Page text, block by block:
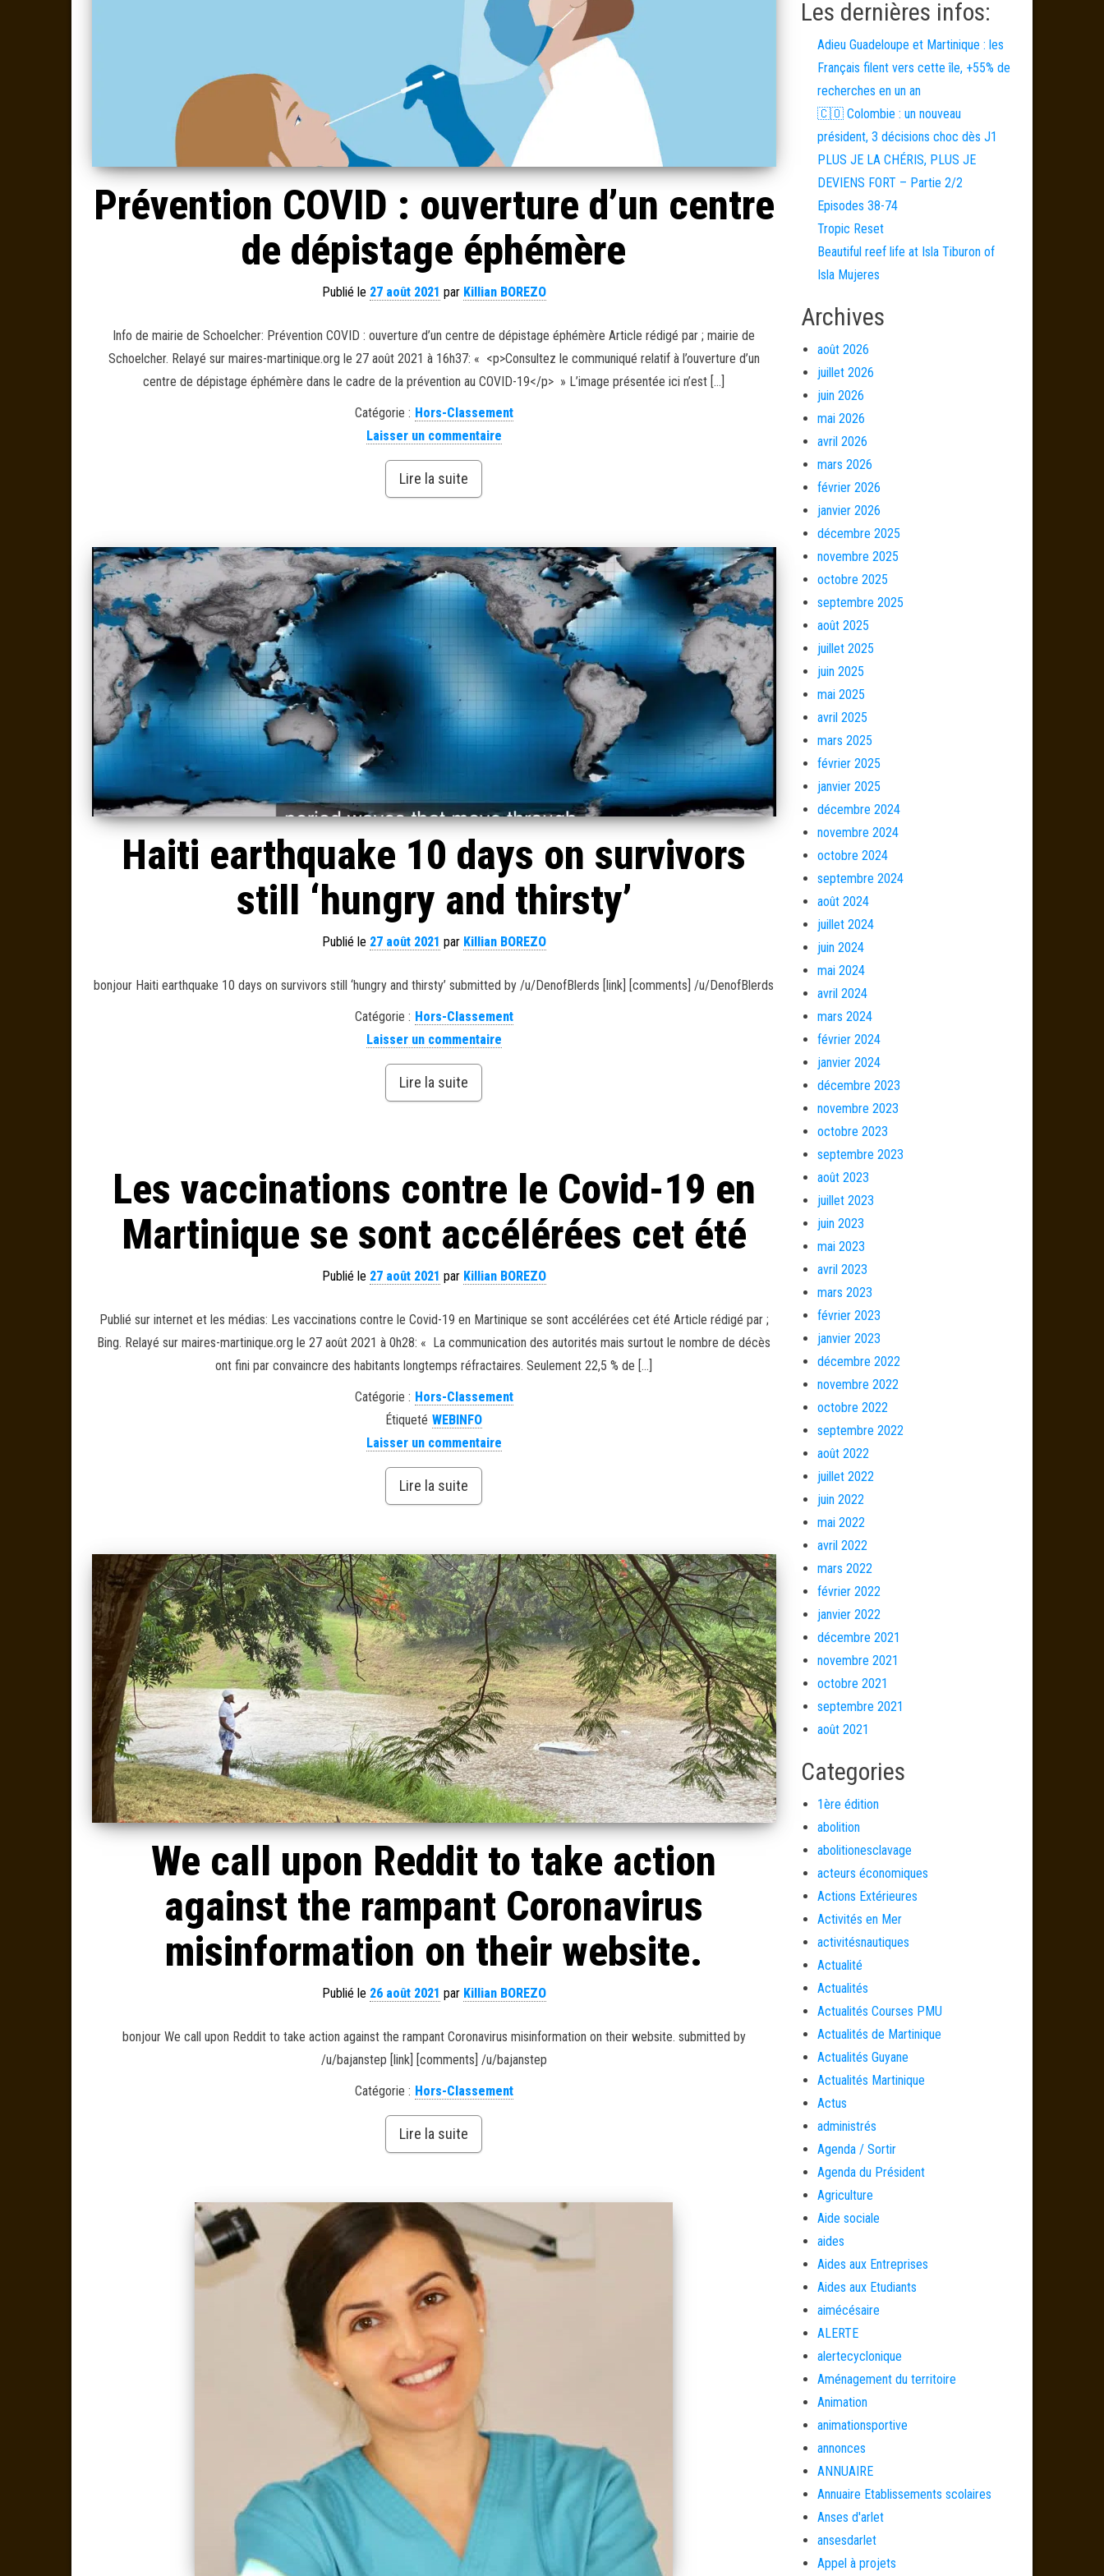
Prévention COVID : ouverture d’un centre
de dépistage éphémère
Publié le 27 août 2021 par Killian BOREZO
Info de mairie de Schoelcher: Prévention COVID : ouverture d’un centre de dépistage éphémère Article rédigé par ; mairie de
Schoelcher. Relayé sur maires-martinique.org le 27 août 2021 à 16h37: « <p>Consultez le communiqué relatif à l’ouverture d’un
centre de dépistage éphémère dans le cadre de la prévention au COVID-19</p> » L’image présentée ici n’est […]
Catégorie : Hors-Classement
Laisser un commentaire
Lire la suite
Haiti earthquake 10 days on survivors
still ‘hungry and thirsty’
Publié le 27 août 2021 par Killian BOREZO
bonjour Haiti earthquake 10 days on survivors still ‘hungry and thirsty’ submitted by /u/DenofBlerds [link] [comments] /u/DenofBlerds
Catégorie : Hors-Classement
Laisser un commentaire
Lire la suite
Les vaccinations contre le Covid-19 en
Martinique se sont accélérées cet été
Publié le 27 août 2021 par Killian BOREZO
Publié sur internet et les médias: Les vaccinations contre le Covid-19 en Martinique se sont accélérées cet été Article rédigé par ;
Bing. Relayé sur maires-martinique.org le 27 août 2021 à 0h28: « La communication des autorités mais surtout le nombre de décès
ont fini par convaincre des habitants longtemps réfractaires. Seulement 22,5 % de […]
Catégorie : Hors-Classement
Étiqueté WEBINFO
Laisser un commentaire
Lire la suite
We call upon Reddit to take action
against the rampant Coronavirus
misinformation on their website.
Publié le 26 août 2021 par Killian BOREZO
bonjour We call upon Reddit to take action against the rampant Coronavirus misinformation on their website. submitted by
/u/bajanstep [link] [comments] /u/bajanstep
Catégorie : Hors-Classement
Lire la suite
Les dernières infos:
Adieu Guadeloupe et Martinique : les
Français filent vers cette île, +55% de
recherches en un an
🇨🇴 Colombie : un nouveau
président, 3 décisions choc dès J1
PLUS JE LA CHÉRIS, PLUS JE
DEVIENS FORT – Partie 2/2
Episodes 38-74
Tropic Reset
Beautiful reef life at Isla Tiburon of
Isla Mujeres
Archives
août 2026
juillet 2026
juin 2026
mai 2026
avril 2026
mars 2026
février 2026
janvier 2026
décembre 2025
novembre 2025
octobre 2025
septembre 2025
août 2025
juillet 2025
juin 2025
mai 2025
avril 2025
mars 2025
février 2025
janvier 2025
décembre 2024
novembre 2024
octobre 2024
septembre 2024
août 2024
juillet 2024
juin 2024
mai 2024
avril 2024
mars 2024
février 2024
janvier 2024
décembre 2023
novembre 2023
octobre 2023
septembre 2023
août 2023
juillet 2023
juin 2023
mai 2023
avril 2023
mars 2023
février 2023
janvier 2023
décembre 2022
novembre 2022
octobre 2022
septembre 2022
août 2022
juillet 2022
juin 2022
mai 2022
avril 2022
mars 2022
février 2022
janvier 2022
décembre 2021
novembre 2021
octobre 2021
septembre 2021
août 2021
Categories
1ère édition
abolition
abolitionesclavage
acteurs économiques
Actions Extérieures
Activités en Mer
activitésnautiques
Actualité
Actualités
Actualités Courses PMU
Actualités de Martinique
Actualités Guyane
Actualités Martinique
Actus
administrés
Agenda / Sortir
Agenda du Président
Agriculture
Aide sociale
aides
Aides aux Entreprises
Aides aux Etudiants
aimécésaire
ALERTE
alertecyclonique
Aménagement du territoire
Animation
animationsportive
annonces
ANNUAIRE
Annuaire Etablissements scolaires
Anses d'arlet
ansesdarlet
Appel à projets